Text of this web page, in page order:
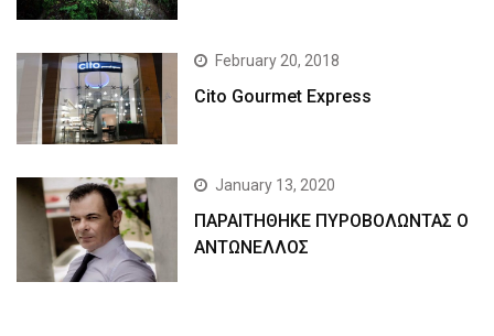
February 20, 2018
Cito Gourmet Express
January 13, 2020
ΠΑΡΑΙΤΗΘΗΚΕ ΠΥΡΟΒΟΛΩΝΤΑΣ Ο
ΑΝΤΩΝΕΛΛΟΣ